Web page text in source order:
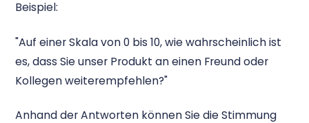
Beispiel:
"Auf einer Skala von 0 bis 10, wie wahrscheinlich ist
es, dass Sie unser Produkt an einen Freund oder
Kollegen weiterempfehlen?"
Anhand der Antworten können Sie die Stimmung